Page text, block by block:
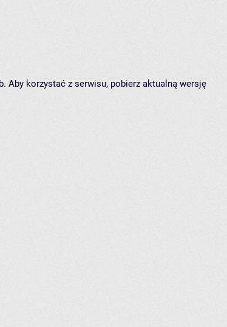
Aby korzystać z serwisu, pobierz aktualną wersję